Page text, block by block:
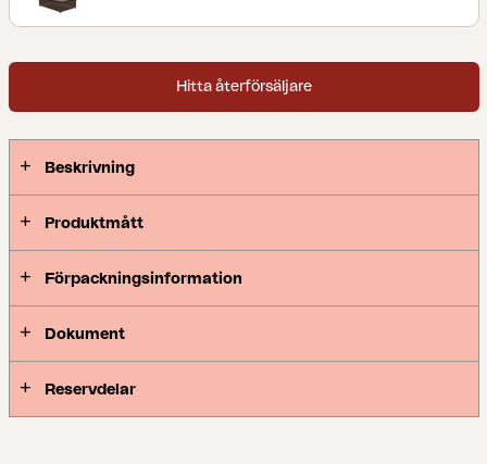
Hitta återförsäljare
Beskrivning
Produktmått
Förpackningsinformation
Dokument
Reservdelar